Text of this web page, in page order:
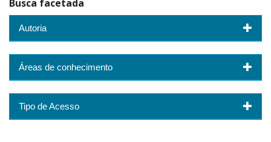
Busca facetada
Autoria
Áreas de conhecimento
Tipo de Acesso